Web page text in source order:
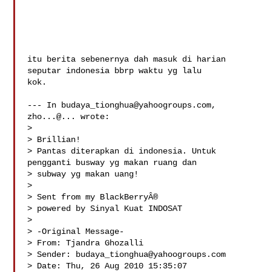
itu berita sebenernya dah masuk di harian
seputar indonesia bbrp waktu yg lalu
kok.
--- In budaya_tionghua@yahoogroups.com,
zho...@... wrote:
>
> Brillian!
> Pantas diterapkan di indonesia. Untuk
pengganti busway yg makan ruang dan
> subway yg makan uang!
>
> Sent from my BlackBerryÂ®
> powered by Sinyal Kuat INDOSAT
>
> -Original Message-
> From: Tjandra Ghozalli
> Sender:
budaya_tionghua@yahoogroups.com
> Date: Thu, 26 Aug 2010 15:35:07